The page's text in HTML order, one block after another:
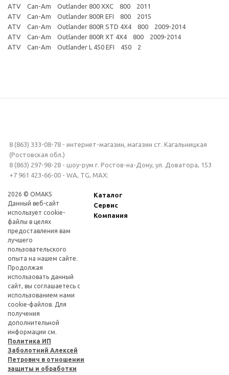
ATV Can-Am Outlander 800 XXC 800 2011
ATV Can-Am Outlander 800R EFI 800 2015
ATV Can-Am Outlander 800R STD 4X4 800 2009-2014
ATV Can-Am Outlander 800R XT 4X4 800 2009-2014
ATV Can-Am Outlander L 450 EFI 450 2
8 (863) 333-08-78 - интернет-магазин, магазин ст. Кагальницкая
(Ростовская обл.)
8 (863) 297-98-28 - шоу-рум г. Ростов-на-Дону, ул. Доватора, 153
+7 961 423-66-00 - WA, TG, MAX:
2026 © OMAKS
Данный веб-сайт
использует cookie-
файлы в целях
предоставления вам
лучшего
пользовательского
опыта на нашем сайте.
Продолжая
использовать данный
сайт, вы соглашаетесь с
использованием нами
cookie-файлов. Для
получения
дополнительной
информации см.
Политика ИП
Заболотний Алексей
Петрович в отношении
защиты и обработки
Каталог
Сервис
Компания